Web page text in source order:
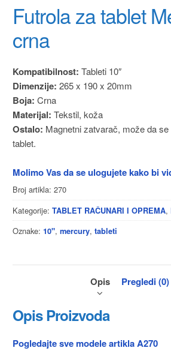
Futrola za tablet
crna
Kompatibilnost: Tableti 10″
Dimenzije: 265 x 190 x 20mm
Boja: Crna
Materijal: Tekstil, koža
Ostalo: Magnetni zatvarač, može da
tablet.
Molimo Vas da se ulogujete kako bi
Broj artikla: 270
Kategorije: TABLET RAČUNARI I OPREMA,
Oznake: 10", mercury, tableti
Opis Pregledi (0)
Opis Proizvoda
Pogledajte sve modele artikla A270